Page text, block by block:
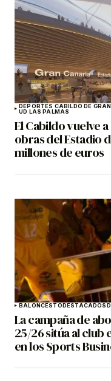
DEPORTES CABILDO DE
UD LAS PALMAS
El Cabildo vuelve
obras del Estadio
millones de euros
BALONCESTODESTACADOS
La campaña de
25/26 sitúa al club
en los Sports